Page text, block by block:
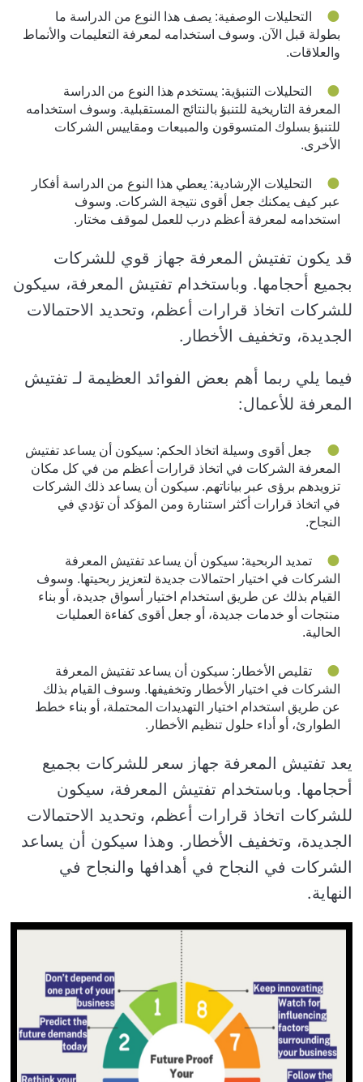
التحليلات الوصفية: يصف هذا النوع من الدراسة ما
بطولة قبل الآن. وسوف استخدامه لمعرفة التعليمات والأنماط
والعلاقات.
التحليلات التنبؤية: يستخدم هذا النوع من الدراسة
المعرفة التاريخية للتنبؤ بالنتائج المستقبلية. وسوف استخدامه
للتنبؤ بسلوك المتسوقون والمبيعات ومقاييس الشركات
الأخرى.
التحليلات الإرشادية: يعطي هذا النوع من الدراسة أفكار
عبر كيف يمكنك جعل أقوى نتيجة الشركات. وسوف
استخدامه لمعرفة أعظم درب للعمل لموقف مختار.
قد يكون تفتيش المعرفة جهاز قوي للشركات
بجميع أحجامها. وباستخدام تفتيش المعرفة، سيكون
للشركات اتخاذ قرارات أعظم، وتحديد الاحتمالات
الجديدة، وتخفيف الأخطار.
فيما يلي ربما أهم بعض الفوائد العظيمة لـ تفتيش
المعرفة للأعمال:
جعل أقوى وسيلة اتخاذ الحكم: سيكون أن يساعد تفتيش
المعرفة الشركات في اتخاذ قرارات أعظم من في كل مكان
تزويدهم برؤى عبر بياناتهم. سيكون أن يساعد ذلك الشركات
في اتخاذ قرارات أكثر استنارة ومن المؤكد أن تؤدي في
النجاح.
تمديد الربحية: سيكون أن يساعد تفتيش المعرفة
الشركات في اختيار احتمالات جديدة لتعزيز ربحيتها. وسوف
القيام بذلك عن طريق استخدام اختيار أسواق جديدة، أو بناء
منتجات أو خدمات جديدة، أو جعل أقوى كفاءة العمليات
الحالية.
تقليص الأخطار: سيكون أن يساعد تفتيش المعرفة
الشركات في اختيار الأخطار وتخفيفها. وسوف القيام بذلك
عن طريق استخدام اختيار التهديدات المحتملة، أو بناء خطط
الطوارئ، أو أداء حلول تنظيم الأخطار.
يعد تفتيش المعرفة جهاز سعر للشركات بجميع
أحجامها. وباستخدام تفتيش المعرفة، سيكون
للشركات اتخاذ قرارات أعظم، وتحديد الاحتمالات
الجديدة، وتخفيف الأخطار. وهذا سيكون أن يساعد
الشركات في النجاح في أهدافها والنجاح في
النهاية.